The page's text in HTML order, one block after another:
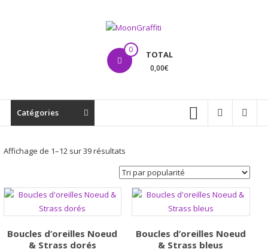
MoonGraffiti 0 TOTAL
0,00€
Catégories
Affichage de 1–12 sur 39 résultatsTrié
par
popularité
Boucles d’oreilles Noeud
& Strass dorés
Boucles d’oreilles Noeud
& Strass bleus